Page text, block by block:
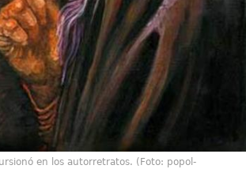
en los autorretratos. (Foto: popol-